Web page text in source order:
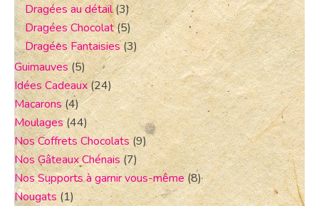
Dragées au détail(3)
Dragées Chocolat(5)
Dragées Fantaisies (3)
Guimauves (5)
Idées Cadeaux(24)
Macarons(4)
Moulages(44)
Nos Coffrets Chocolats (9)
Nos Gâteaux Chénais (7)
Nos Supports à garnir vous-même(8)
Nougats (1)